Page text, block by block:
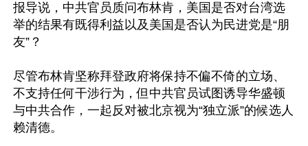
报导说，中共官员质问布林肯，美国是否对台湾选
举的结果有既得利益以及美国是否认为民进党是“朋
友”？
尽管布林肯坚称拜登政府将保持不偏不倚的立场、
不支持任何干涉行为，但中共官员试图诱导华盛顿
与中共合作，一起反对被北京视为“独立派”的候选人
赖清德。